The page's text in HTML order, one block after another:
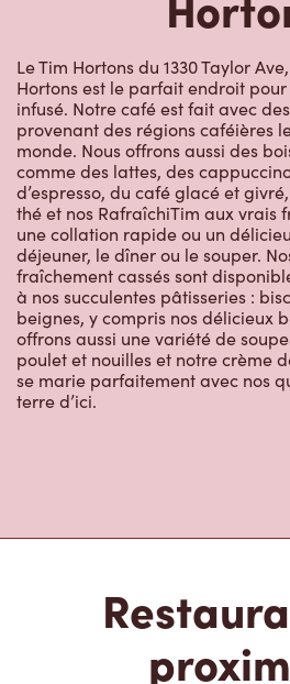
Le Tim Hortons du 1330 Taylor
Hortons est le parfait endroit pour
infusé. Notre café est fait avec
provenant des régions caféières
monde. Nous offrons aussi des
comme des lattes, des
d’espresso, du café glacé et
thé et nos RafraîchiTim aux vrais
une collation rapide ou un
déjeuner, le dîner ou le souper.
fraîchement cassés sont
à nos succulentes pâtisseries :
beignes, y compris nos délicieux
offrons aussi une variété de
poulet et nouilles et notre crème
se marie parfaitement avec nos
terre d’ici.